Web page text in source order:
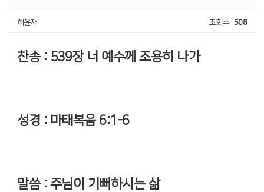
허윤재 조회수 508
찬송 : 539장 너 예수께 조용히 나가
성경 : 마태복음 6:1-6
말씀 : 주님이 기뻐하시는 삶